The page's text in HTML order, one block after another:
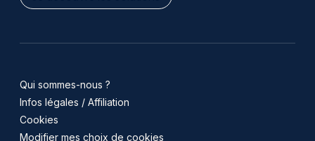
Qui sommes-nous ?
Infos légales / Affiliation
Cookies
Modifier mes choix de cookies